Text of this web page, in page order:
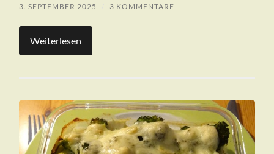
3. SEPTEMBER 2025 3 KOMMENTARE
Weiterlesen